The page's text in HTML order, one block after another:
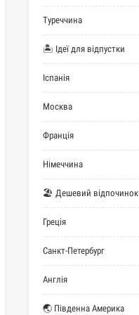
Туреччина
🏝 Ідеї для відпустки
Іспанія
Москва
Франція
Німеччина
🏖 Дешевий відпочинок
Греція
Санкт-Петербург
Англія
🌏 Південна Америка